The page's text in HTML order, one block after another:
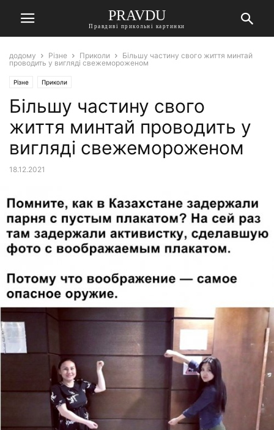
PRAVDU
Правдиві прикольні картинки
додому Різне Приколи
Більшу частину свого життя минтай
проводить у вигляді свежемороженом
Різне Приколи
Більшу частину свого
життя минтай проводить у
вигляді свежемороженом
18.12.2021